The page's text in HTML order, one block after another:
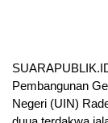
Pembangunan
Negeri (UIN)